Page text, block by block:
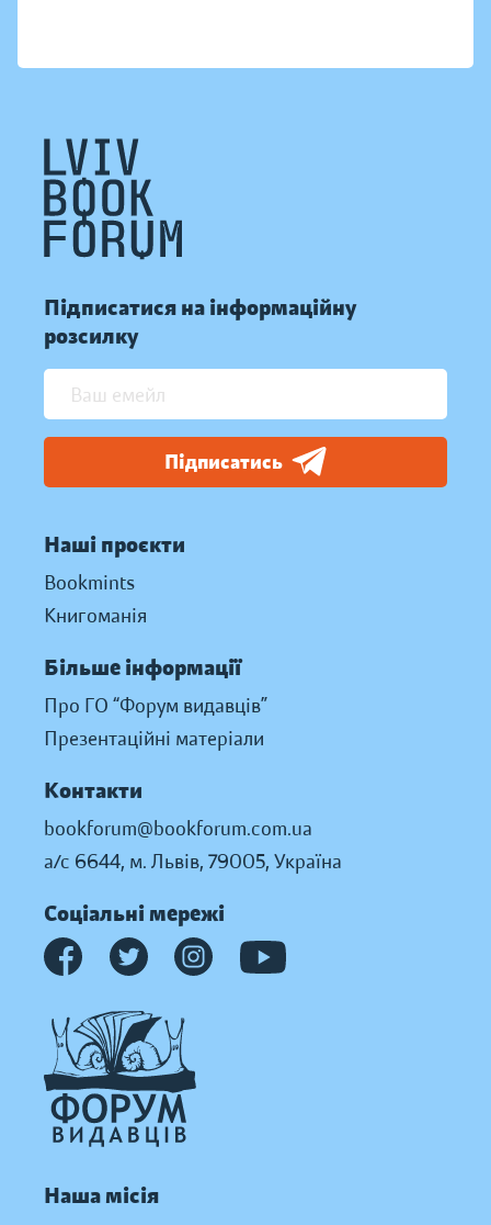
Підписатися на інформаційну
розсилку
Підписатись
Наші проєкти
Bookmints
Книгоманія
Більше інформації
Про ГО “Форум видавців”
Презентаційні матеріали
Контакти
bookforum@bookforum.com.ua
а/с 6644, м. Львів, 79005, Україна
Соціальні мережі
Наша місія